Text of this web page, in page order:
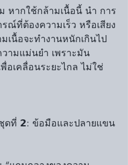
หากใช้กล้ามเนื้อนี้ นำ การ
ณ์ที่ต้องความเร็ว หรือเสียง
เนื้อจะทำงานหนักเกินไป
ามแม่นยำ เพราะมัน
อเคลื่อนระยะไกล ไม่ใช่
ดที่ 𝟮: ข้อมือและปลายแขน